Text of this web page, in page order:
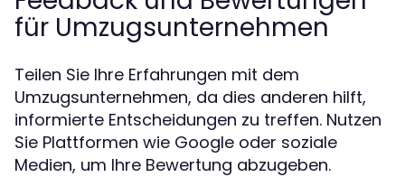
für Umzugsunternehmen
Teilen Sie Ihre Erfahrungen mit dem
Umzugsunternehmen, da dies anderen hilft,
informierte Entscheidungen zu treffen. Nutzen
Sie Plattformen wie Google oder soziale
Medien, um Ihre Bewertung abzugeben.